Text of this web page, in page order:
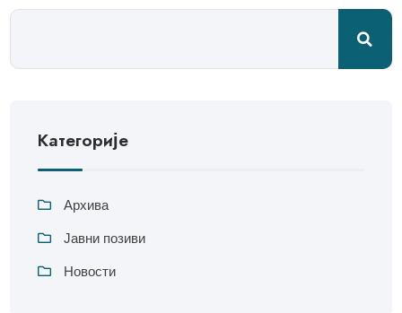
Категорије
Архива
Јавни позиви
Новости